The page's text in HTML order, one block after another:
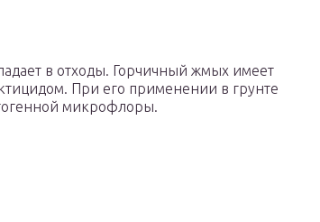
в отходы. Горчичный жмых имеет
При его применении в грунте
микрофлоры.